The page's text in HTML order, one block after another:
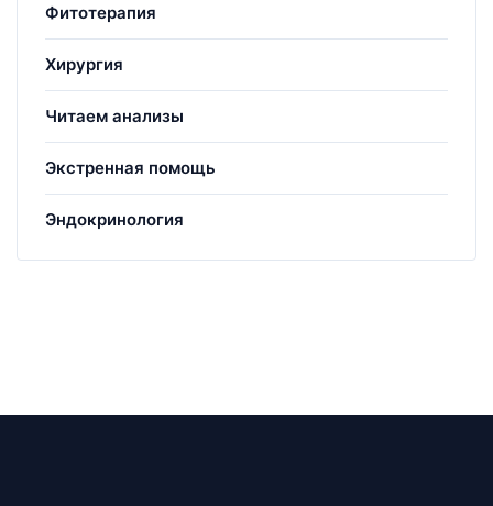
Фитотерапия
Хирургия
Читаем анализы
Экстренная помощь
Эндокринология